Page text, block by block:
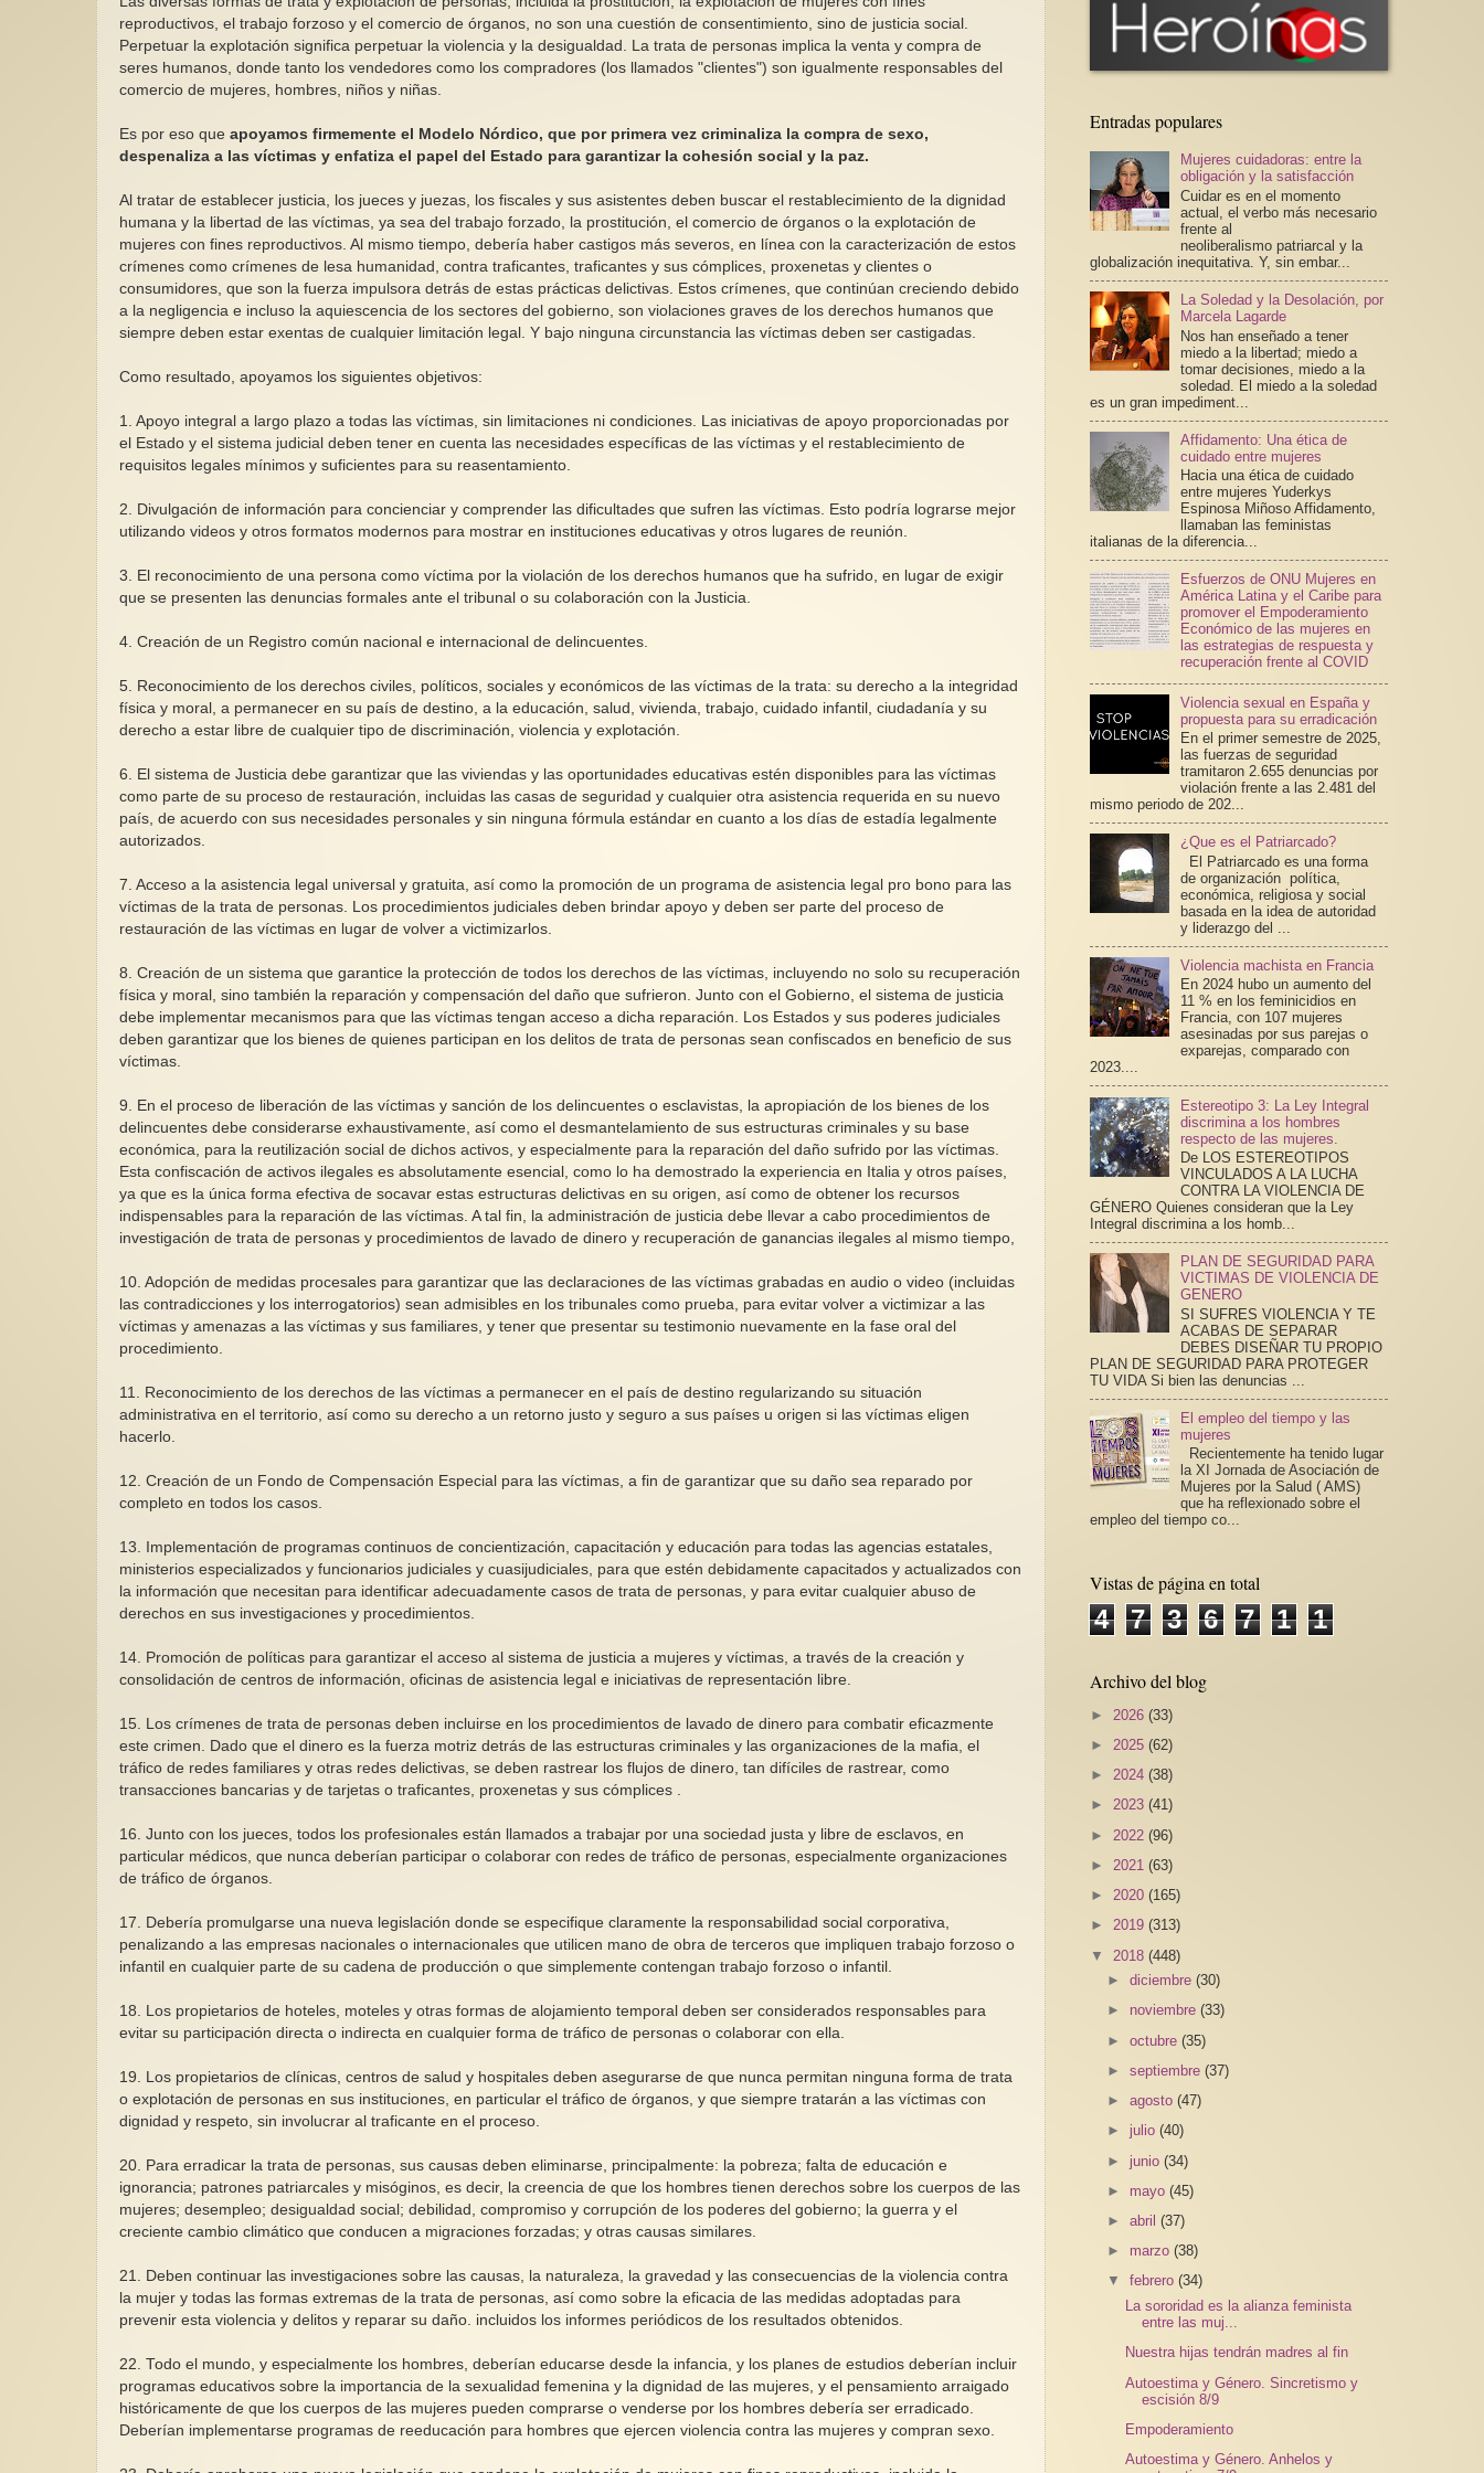
reproductivos, el trabajo forzoso y el comercio de órganos, no son una cuestión de consentimiento, sino de justicia social.
Perpetuar la explotación significa perpetuar la violencia y la desigualdad. La trata de personas implica la venta y compra de
seres humanos, donde tanto los vendedores como los compradores (los llamados "clientes") son igualmente responsables del
comercio de mujeres, hombres, niños y niñas.
Es por eso que apoyamos firmemente el Modelo Nórdico, que por primera vez criminaliza la compra de sexo,
despenaliza a las víctimas y enfatiza el papel del Estado para garantizar la cohesión social y la paz.
Al tratar de establecer justicia, los jueces y juezas, los fiscales y sus asistentes deben buscar el restablecimiento de la dignidad
humana y la libertad de las víctimas, ya sea del trabajo forzado, la prostitución, el comercio de órganos o la explotación de
mujeres con fines reproductivos. Al mismo tiempo, debería haber castigos más severos, en línea con la caracterización de estos
crímenes como crímenes de lesa humanidad, contra traficantes, traficantes y sus cómplices, proxenetas y clientes o
consumidores, que son la fuerza impulsora detrás de estas prácticas delictivas. Estos crímenes, que continúan creciendo debido
a la negligencia e incluso la aquiescencia de los sectores del gobierno, son violaciones graves de los derechos humanos que
siempre deben estar exentas de cualquier limitación legal. Y bajo ninguna circunstancia las víctimas deben ser castigadas.
Como resultado, apoyamos los siguientes objetivos:
1. Apoyo integral a largo plazo a todas las víctimas, sin limitaciones ni condiciones. Las iniciativas de apoyo proporcionadas por
el Estado y el sistema judicial deben tener en cuenta las necesidades específicas de las víctimas y el restablecimiento de
requisitos legales mínimos y suficientes para su reasentamiento.
2. Divulgación de información para concienciar y comprender las dificultades que sufren las víctimas. Esto podría lograrse mejor
utilizando videos y otros formatos modernos para mostrar en instituciones educativas y otros lugares de reunión.
3. El reconocimiento de una persona como víctima por la violación de los derechos humanos que ha sufrido, en lugar de exigir
que se presenten las denuncias formales ante el tribunal o su colaboración con la Justicia.
4. Creación de un Registro común nacional e internacional de delincuentes.
5. Reconocimiento de los derechos civiles, políticos, sociales y económicos de las víctimas de la trata: su derecho a la integridad
física y moral, a permanecer en su país de destino, a la educación, salud, vivienda, trabajo, cuidado infantil, ciudadanía y su
derecho a estar libre de cualquier tipo de discriminación, violencia y explotación.
6. El sistema de Justicia debe garantizar que las viviendas y las oportunidades educativas estén disponibles para las víctimas
como parte de su proceso de restauración, incluidas las casas de seguridad y cualquier otra asistencia requerida en su nuevo
país, de acuerdo con sus necesidades personales y sin ninguna fórmula estándar en cuanto a los días de estadía legalmente
autorizados.
7. Acceso a la asistencia legal universal y gratuita, así como la promoción de un programa de asistencia legal pro bono para las
víctimas de la trata de personas. Los procedimientos judiciales deben brindar apoyo y deben ser parte del proceso de
restauración de las víctimas en lugar de volver a victimizarlos.
8. Creación de un sistema que garantice la protección de todos los derechos de las víctimas, incluyendo no solo su recuperación
física y moral, sino también la reparación y compensación del daño que sufrieron. Junto con el Gobierno, el sistema de justicia
debe implementar mecanismos para que las víctimas tengan acceso a dicha reparación. Los Estados y sus poderes judiciales
deben garantizar que los bienes de quienes participan en los delitos de trata de personas sean confiscados en beneficio de sus
víctimas.
9. En el proceso de liberación de las víctimas y sanción de los delincuentes o esclavistas, la apropiación de los bienes de los
delincuentes debe considerarse exhaustivamente, así como el desmantelamiento de sus estructuras criminales y su base
económica, para la reutilización social de dichos activos, y especialmente para la reparación del daño sufrido por las víctimas.
Esta confiscación de activos ilegales es absolutamente esencial, como lo ha demostrado la experiencia en Italia y otros países,
ya que es la única forma efectiva de socavar estas estructuras delictivas en su origen, así como de obtener los recursos
indispensables para la reparación de las víctimas. A tal fin, la administración de justicia debe llevar a cabo procedimientos de
investigación de trata de personas y procedimientos de lavado de dinero y recuperación de ganancias ilegales al mismo tiempo,
10. Adopción de medidas procesales para garantizar que las declaraciones de las víctimas grabadas en audio o video (incluidas
las contradicciones y los interrogatorios) sean admisibles en los tribunales como prueba, para evitar volver a victimizar a las
víctimas y amenazas a las víctimas y sus familiares, y tener que presentar su testimonio nuevamente en la fase oral del
procedimiento.
11. Reconocimiento de los derechos de las víctimas a permanecer en el país de destino regularizando su situación
administrativa en el territorio, así como su derecho a un retorno justo y seguro a sus países u origen si las víctimas eligen
hacerlo.
12. Creación de un Fondo de Compensación Especial para las víctimas, a fin de garantizar que su daño sea reparado por
completo en todos los casos.
13. Implementación de programas continuos de concientización, capacitación y educación para todas las agencias estatales,
ministerios especializados y funcionarios judiciales y cuasijudiciales, para que estén debidamente capacitados y actualizados con
la información que necesitan para identificar adecuadamente casos de trata de personas, y para evitar cualquier abuso de
derechos en sus investigaciones y procedimientos.
14. Promoción de políticas para garantizar el acceso al sistema de justicia a mujeres y víctimas, a través de la creación y
consolidación de centros de información, oficinas de asistencia legal e iniciativas de representación libre.
15. Los crímenes de trata de personas deben incluirse en los procedimientos de lavado de dinero para combatir eficazmente
este crimen. Dado que el dinero es la fuerza motriz detrás de las estructuras criminales y las organizaciones de la mafia, el
tráfico de redes familiares y otras redes delictivas, se deben rastrear los flujos de dinero, tan difíciles de rastrear, como
transacciones bancarias y de tarjetas o traficantes, proxenetas y sus cómplices .
16. Junto con los jueces, todos los profesionales están llamados a trabajar por una sociedad justa y libre de esclavos, en
particular médicos, que nunca deberían participar o colaborar con redes de tráfico de personas, especialmente organizaciones
de tráfico de órganos.
17. Debería promulgarse una nueva legislación donde se especifique claramente la responsabilidad social corporativa,
penalizando a las empresas nacionales o internacionales que utilicen mano de obra de terceros que impliquen trabajo forzoso o
infantil en cualquier parte de su cadena de producción o que simplemente contengan trabajo forzoso o infantil.
18. Los propietarios de hoteles, moteles y otras formas de alojamiento temporal deben ser considerados responsables para
evitar su participación directa o indirecta en cualquier forma de tráfico de personas o colaborar con ella.
19. Los propietarios de clínicas, centros de salud y hospitales deben asegurarse de que nunca permitan ninguna forma de trata
o explotación de personas en sus instituciones, en particular el tráfico de órganos, y que siempre tratarán a las víctimas con
dignidad y respeto, sin involucrar al traficante en el proceso.
20. Para erradicar la trata de personas, sus causas deben eliminarse, principalmente: la pobreza; falta de educación e
ignorancia; patrones patriarcales y misóginos, es decir, la creencia de que los hombres tienen derechos sobre los cuerpos de las
mujeres; desempleo; desigualdad social; debilidad, compromiso y corrupción de los poderes del gobierno; la guerra y el
creciente cambio climático que conducen a migraciones forzadas; y otras causas similares.
21. Deben continuar las investigaciones sobre las causas, la naturaleza, la gravedad y las consecuencias de la violencia contra
la mujer y todas las formas extremas de la trata de personas, así como sobre la eficacia de las medidas adoptadas para
prevenir esta violencia y delitos y reparar su daño. incluidos los informes periódicos de los resultados obtenidos.
22. Todo el mundo, y especialmente los hombres, deberían educarse desde la infancia, y los planes de estudios deberían incluir
programas educativos sobre la importancia de la sexualidad femenina y la dignidad de las mujeres, y el pensamiento arraigado
históricamente de que los cuerpos de las mujeres pueden comprarse o venderse por los hombres debería ser erradicado.
Deberían implementarse programas de reeducación para hombres que ejercen violencia contra las mujeres y compran sexo.
Entradas populares
Mujeres cuidadoras: entre la
obligación y la satisfacción
Cuidar es en el momento
actual, el verbo más necesario
frente al
neoliberalismo patriarcal y la
globalización inequitativa. Y, sin embar...
La Soledad y la Desolación, por
Marcela Lagarde
Nos han enseñado a tener
miedo a la libertad; miedo a
tomar decisiones, miedo a la
soledad. El miedo a la soledad
es un gran impediment...
Affidamento: Una ética de
cuidado entre mujeres
Hacia una ética de cuidado
entre mujeres Yuderkys
Espinosa Miñoso Affidamento,
llamaban las feministas
italianas de la diferencia...
Esfuerzos de ONU Mujeres en
América Latina y el Caribe para
promover el Empoderamiento
Económico de las mujeres en
las estrategias de respuesta y
recuperación frente al COVID
Violencia sexual en España y
propuesta para su erradicación
En el primer semestre de 2025,
las fuerzas de seguridad
tramitaron 2.655 denuncias por
violación frente a las 2.481 del
mismo periodo de 202...
¿Que es el Patriarcado?
El Patriarcado es una forma
de organización política,
económica, religiosa y social
basada en la idea de autoridad
y liderazgo del ...
Violencia machista en Francia
En 2024 hubo un aumento del
11 % en los feminicidios en
Francia, con 107 mujeres
asesinadas por sus parejas o
exparejas, comparado con
2023....
Estereotipo 3: La Ley Integral
discrimina a los hombres
respecto de las mujeres.
De LOS ESTEREOTIPOS
VINCULADOS A LA LUCHA
CONTRA LA VIOLENCIA DE
GÉNERO Quienes consideran que la Ley
Integral discrimina a los homb...
PLAN DE SEGURIDAD PARA
VICTIMAS DE VIOLENCIA DE
GENERO
SI SUFRES VIOLENCIA Y TE
ACABAS DE SEPARAR
DEBES DISEÑAR TU PROPIO
PLAN DE SEGURIDAD PARA PROTEGER
TU VIDA Si bien las denuncias ...
El empleo del tiempo y las
mujeres
Recientemente ha tenido lugar
la XI Jornada de Asociación de
Mujeres por la Salud ( AMS)
que ha reflexionado sobre el
empleo del tiempo co...
Vistas de página en total
4 7 3 6 7 1 1
Archivo del blog
► 2026 (33)
► 2025 (62)
► 2024 (38)
► 2023 (41)
► 2022 (96)
► 2021 (63)
► 2020 (165)
► 2019 (313)
▼ 2018 (448)
►diciembre(30)
► noviembre(33)
►octubre(35)
►septiembre(37)
►agosto(47)
► julio(40)
► junio(34)
► mayo(45)
►abril(37)
► marzo(38)
▼febrero(34)
La sororidad es la alianza feminista
entre las muj...
Nuestra hijas tendrán madres al fin
Autoestima y Género. Sincretismo y
escisión 8/9
Empoderamiento
Autoestima y Género. Anhelos y